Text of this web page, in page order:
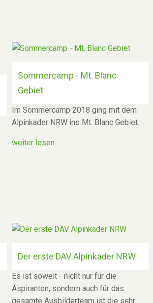
Sommercamp - Mt. Blanc
Gebiet
Im Sommercamp 2018 ging mit dem
Alpinkader NRW ins Mt. Blanc Gebiet.
weiter lesen...
Der erste DAV Alpinkader NRW
Es ist soweit - nicht nur für die
Aspiranten, sondern auch für das
gesamte Ausbilderteam ist die sehr